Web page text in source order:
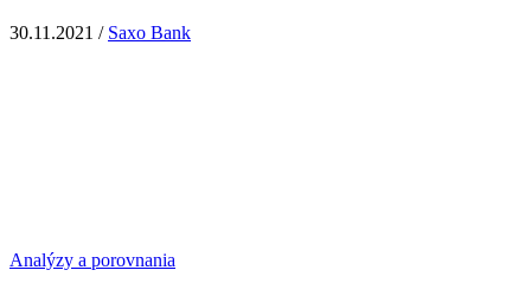
30.11.2021 / Saxo Bank
Analýzy a porovnania